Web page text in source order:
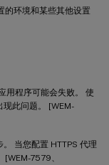
的环境和某些其他设置
用程序可能会失败。 使
此问题。 [WEM-
当您配置 HTTPS 代理
7579、